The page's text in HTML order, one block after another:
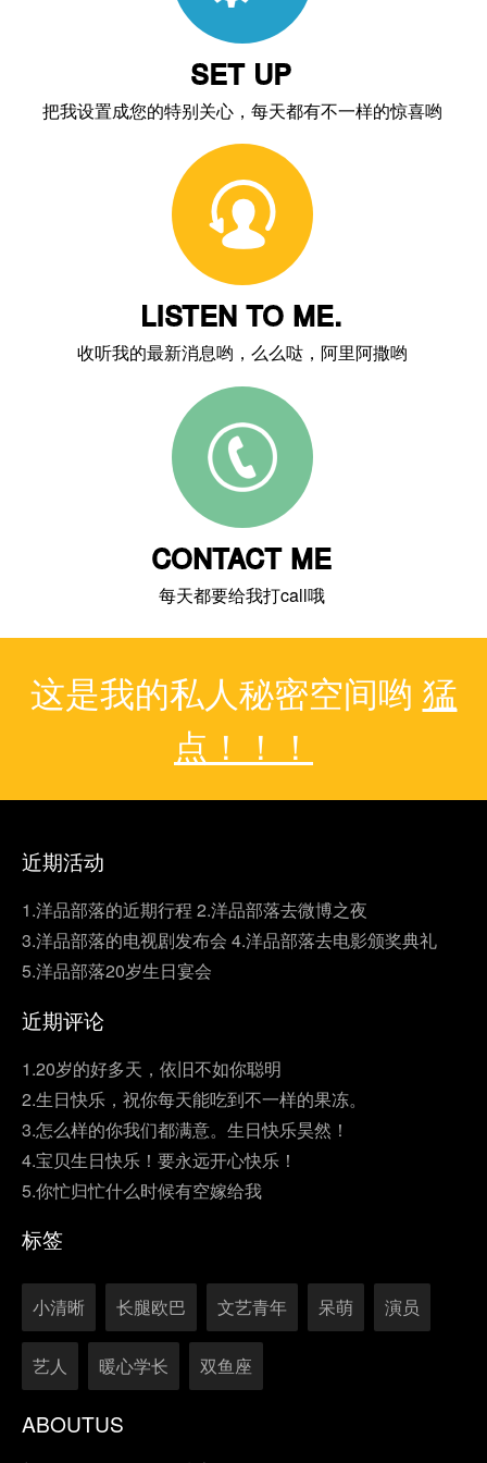
SET UP
把我设置成您的特别关心，每天都有不一样的惊喜哟
LISTEN TO ME.
收听我的最新消息哟，么么哒，阿里阿撒哟
CONTACT ME
每天都要给我打call哦
这是我的私人秘密空间哟 猛
点！！！
近期活动
1.洋品部落的近期行程 2.洋品部落去微博之夜
3.洋品部落的电视剧发布会 4.洋品部落去电影颁奖典礼
5.洋品部落20岁生日宴会
近期评论
1.20岁的好多天，依旧不如你聪明
2.生日快乐，祝你每天能吃到不一样的果冻。
3.怎么样的你我们都满意。生日快乐昊然！
4.宝贝生日快乐！要永远开心快乐！
5.你忙归忙什么时候有空嫁给我
标签
小清晰 长腿欧巴 文艺青年 呆萌 演员
艺人 暖心学长 双鱼座
ABOUTUS